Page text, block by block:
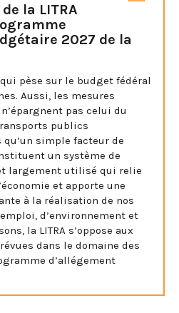
la LITRA
2027 de la
pèse sur le budget fédéral
Aussi, les mesures
pas celui du
publics
simple facteur de
un système de
largement utilisé qui relie
et apporte une
à la réalisation de nos
d’environnement et
la LITRA s’oppose aux
dans le domaine des
d’allégement